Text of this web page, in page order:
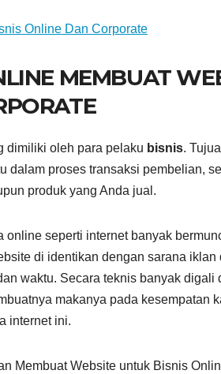
MEMBUAT
dimiliki oleh para pelaku bisnis.
dalam proses transaksi pembelian,
produk yang Anda jual.
seperti internet banyak
di identikan dengan sarana iklan
waktu. Secara teknis banyak
makanya pada kesempatan
internet ini.
Membuat Website untuk Bisnis